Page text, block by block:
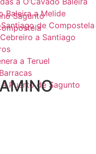
Baleira a Melide
de Compostela
a Santiago
a Teruel
Puerto de Sagunto
Sagunto